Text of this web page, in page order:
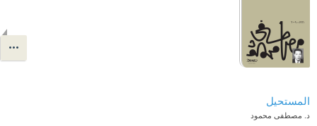
المستحيل
د. مصطفى محمود